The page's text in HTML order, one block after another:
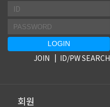
회원
JOIN ID/PW SEARCH